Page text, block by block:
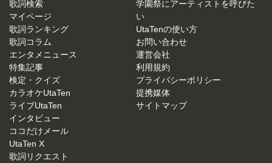
歌詞検索
マイページ
歌詞ランキング
歌詞コラム
エンタメニュース
特集記事
検定・クイズ
カラオケUtaTen
ライブUtaTen
インタビュー
ココだけメール
UtaTen X
歌詞リクエスト
学園祭にアーティストを呼びた
い
UtaTenの使い方
お問い合わせ
運営会社
利用規約
プライバシーポリシー
提携媒体
サイトマップ